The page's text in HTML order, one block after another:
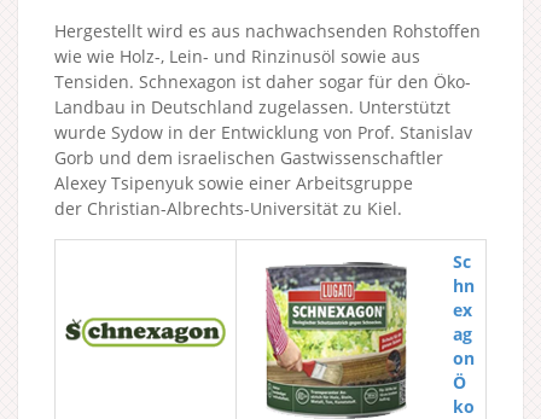
Hergestellt wird es aus nachwachsenden Rohstoffen
wie wie Holz-, Lein- und Rinzinusöl sowie aus
Tensiden. Schnexagon ist daher sogar für den Öko-
Landbau in Deutschland zugelassen. Unterstützt
wurde Sydow in der Entwicklung von Prof. Stanislav
Gorb und dem israelischen Gastwissenschaftler
Alexey Tsipenyuk sowie einer Arbeitsgruppe
der Christian-Albrechts-Universität zu Kiel.
Sc
hn
ex
ag
on
Ö
ko